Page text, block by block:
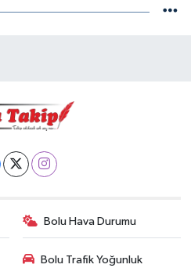
Bolu Hava Durumu
Bolu Trafik Yoğunluk